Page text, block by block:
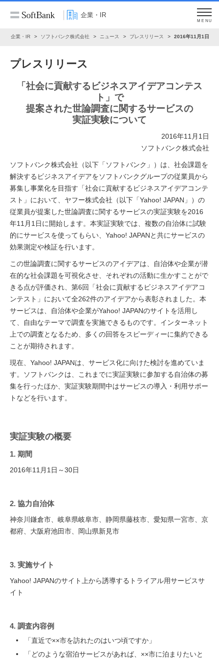
企業・IR
MENU
企業・IR ソフトバンク株式会社 ニュース プレスリリース 2016年11月1日
プレスリリース
「社会に貢献するビジネスアイデアコンテス
ト」で
提案された世論調査に関するサービスの
実証実験について
2016年11月1日
ソフトバンク株式会社
ソフトバンク株式会社（以下「ソフトバンク」）は、社会課題を
解決するビジネスアイデアをソフトバンクグループの従業員から
募集し事業化を目指す「社会に貢献するビジネスアイデアコンテ
スト」において、ヤフー株式会社（以下「Yahoo! JAPAN」）の
従業員が提案した世論調査に関するサービスの実証実験を2016
年11月1日に開始します。本実証実験では、複数の自治体に試験
的にサービスを使ってもらい、Yahoo! JAPANと共にサービスの
効果測定や検証を行います。
この世論調査に関するサービスのアイデアは、自治体や企業が潜
在的な社会課題を可視化させ、それぞれの活動に生かすことがで
きる点が評価され、第6回「社会に貢献するビジネスアイデアコ
ンテスト」において全262件のアイデアから表彰されました。本
サービスは、自治体や企業がYahoo! JAPANのサイトを活用し
て、自由なテーマで調査を実施できるものです。インターネット
上での調査となるため、多くの回答をスピーディーに集約できる
ことが期待されます。
現在、Yahoo! JAPANは、サービス化に向けた検討を進めていま
す。ソフトバンクは、これまでに実証実験に参加する自治体の募
集を行ったほか、実証実験期間中はサービスの導入・利用サポー
トなどを行います。
実証実験の概要
1. 期間
2016年11月1日～30日
2. 協力自治体
神奈川鎌倉市、岐阜県岐阜市、静岡県藤枝市、愛知県一宮市、京
都府、大阪府池田市、岡山県新見市
3. 実施サイト
Yahoo! JAPANのサイト上から誘導するトライアル用サービスサ
イト
4. 調査内容例
「直近で××市を訪れたのはいつ頃ですか」
「どのような宿泊サービスがあれば、××市に泊まりたいと